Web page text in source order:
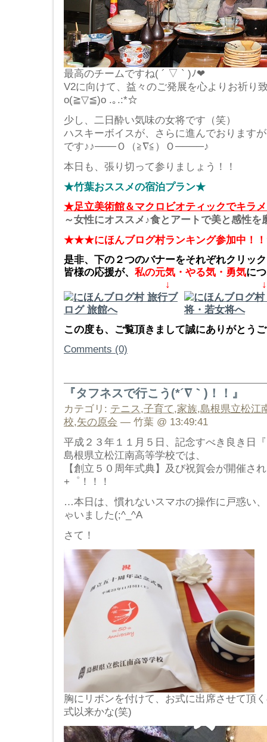
最高のチームですね( ´ ▽ ` )ﾉ❤
V2に向けて、益々のご発展を心よりお祈り
o(≧▽≦)o .｡.:*☆
少し、二日酔い気味の女将です（笑）
ハスキーボイスが、さらに進んでおります
です♪♪───Ｏ（≧∇≦）Ｏ────♪
本日も、張り切って参りましょう！！
★竹葉おススメの宿泊プラン★
★足立美術館＆マクロビオティックでキラ
～女性にオススメ♪食とアートで美と感性を
★★★にほんブログ村ランキング参加中
是非、下の２つのバナーをそれぞれクリッ
皆様の応援が、 私の元気・やる気・勇気に
↓ ↓
この度も、ご覧頂きまして誠にありがと
Comments (0)
『タフネスで行こう(*´∇｀)！！』
カテゴリ: テニス,子育て,家族,島根県立松江
校,矢の原会 — 竹葉 @ 13:49:41
平成２３年１１月５日、記念すべき良き日
島根県立松江南高等学校では、
【創立５０周年式典】及び祝賀会が開催さ
+゜！！！
…本日は、慣れないスマホの操作に戸惑い
ゃいました(;^_^A
さて！
胸にリボンを付けて、お式に出席させて頂
式以来かな(笑)